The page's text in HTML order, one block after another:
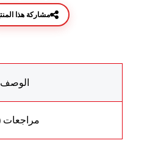
مشاركة هذا
الوصف
مراجعات